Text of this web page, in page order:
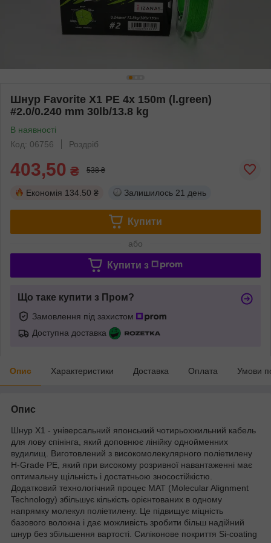
Шнур Favorite X1 PE 4x 150m (l.green)
#2.0/0.240 mm 30lb/13.8 kg
В наявності
Код: 06756
Роздріб
403,50 ₴ 538 ₴
Економія 134.50 ₴ Залишилось 21 день
Купити
або
Купити з
Що таке купити з Пром?
Замовлення під захистом
Доступна доставка
Опис Характеристики Доставка Оплата Умови
Опис
Шнур Х1 - універсальний японський чотирьохжильний кабель
для лову спінінга, який доповнює лінійку однойменних
вудилищ
. Виготовлений з високомолекулярного поліетилену
H-Grade PE, який при високому розривної навантаженні має
оптимальну щільність і достатньою зносостійкістю.
Додатковий технологічний процес MAT (Molecular Alignment
Technology) збільшує кількість орієнтованих в одному
напрямку молекул поліетилену. Це підвищує міцність
базового волокна і дає можливість зробити більш надійний
шнур без збільшення вартості. Силіконове покриття Si-coating